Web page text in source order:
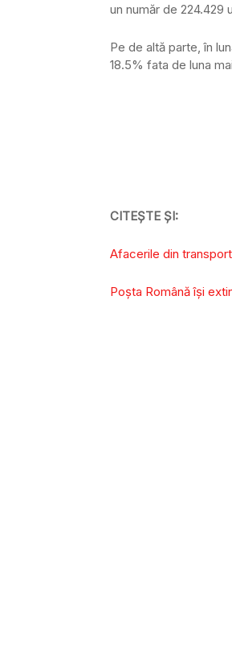
un număr de 224.429
Pe de altă parte, în
18.5% fata de luna
CITEȘTE ȘI:
Afacerile din
Poșta Română își